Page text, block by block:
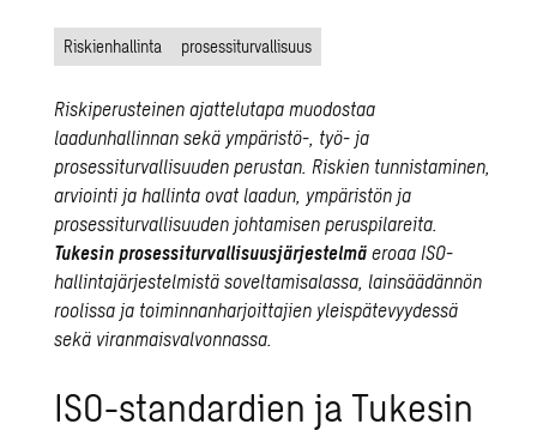
Riskienhallinta prosessiturvallisuus
Riskiperusteinen ajattelutapa muodostaa
laadunhallinnan sekä ympäristö-, työ- ja
prosessiturvallisuuden perustan. Riskien tunnistaminen,
arviointi ja hallinta ovat laadun, ympäristön ja
prosessiturvallisuuden johtamisen peruspilareita.
Tukesin prosessiturvallisuusjärjestelmä eroaa ISO-
hallintajärjestelmistä soveltamisalassa, lainsäädännön
roolissa ja toiminnanharjoittajien yleispätevyydessä
sekä viranmaisvalvonnassa.
ISO-standardien ja Tukesin